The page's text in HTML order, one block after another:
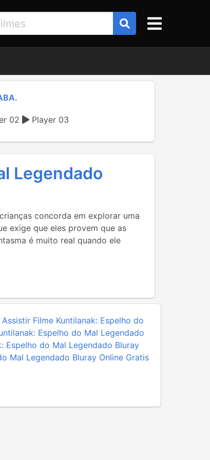
02 Player 03
Legendado
concorda em explorar uma
exige que eles provem que as
é muito real quando ele
Assistir Filme Kuntilanak: Espelho do
Espelho do Mal Legendado
Espelho do Mal Legendado Bluray
Mal Legendado Bluray Online Gratis